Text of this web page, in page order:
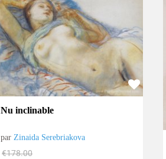
Nu inclinable
parZinaida Serebriakova
€178.00